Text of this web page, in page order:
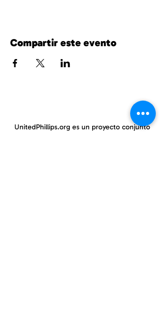
Compartir este evento
UnitedPhillips.org es un proyecto conjunto